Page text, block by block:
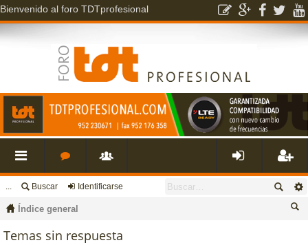
Bienvenido al foro TDTprofesional
nl s eg
... Buscar Identificarse
Índice general
Temas sin respuesta